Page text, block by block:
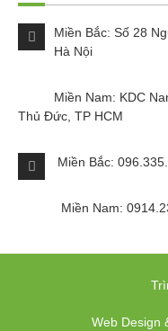
Miền Bắc: Số 28
Hà Nội
Miền Nam: KDC Nam
Thủ Đức, TP HCM
Miền Bắc:
Miền Nam:
Web Design